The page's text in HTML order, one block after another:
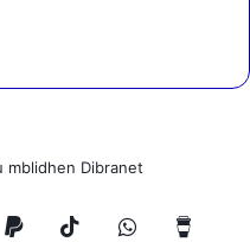
Dibranet
Paypal TikTokWhatsApp